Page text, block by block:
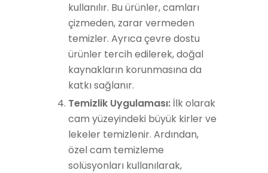
kullanılır. Bu ürünler, camları
çizmeden, zarar vermeden
temizler. Ayrıca çevre dostu
ürünler tercih edilerek, doğal
kaynakların korunmasına da
katkı sağlanır.
Temizlik Uygulaması: İlk olarak
cam yüzeyindeki büyük kirler ve
lekeler temizlenir. Ardından,
özel cam temizleme
solüsyonları kullanılarak,